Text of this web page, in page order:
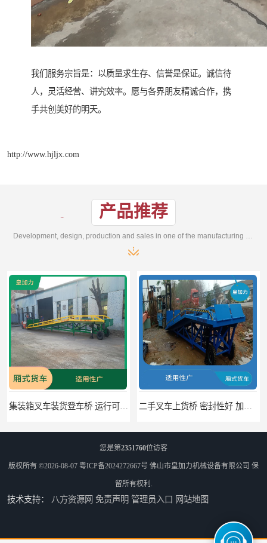
我们服务宗旨是：以质量求生存、信誉是保证。诚信待
人，灵活经营、讲究效率。愿与各界朋友精诚合作，携
手共创美好的明天。
http://www.hjljx.com
产品推荐
您是第2351760位访客
版权所有 ©2026-08-07 粤ICP备2024272667号 佛山市皇加力机械设备有限公司 保
留所有权利.
技术支持： 八方资源网 免责声明 管理员入口 网站地图